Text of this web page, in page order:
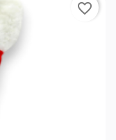
favorite_border